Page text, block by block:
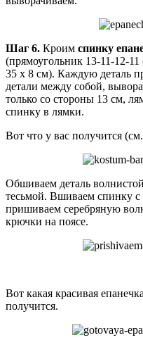
Шаг 6. Кроим спинку
(прямоугольник 13-11-12-
35 х 8 см). Каждую деталь
детали между собой,
только со стороны 13 см,
спинку в лямки.
Вот что у вас получится
Обшиваем деталь
тесьмой. Вшиваем спинку
пришиваем серебряную
крючки на поясе.
Вот какая красивая
получится.